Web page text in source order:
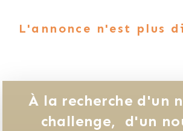
L'annonce n'est plus
À la recherche d'un
challenge,
d'un